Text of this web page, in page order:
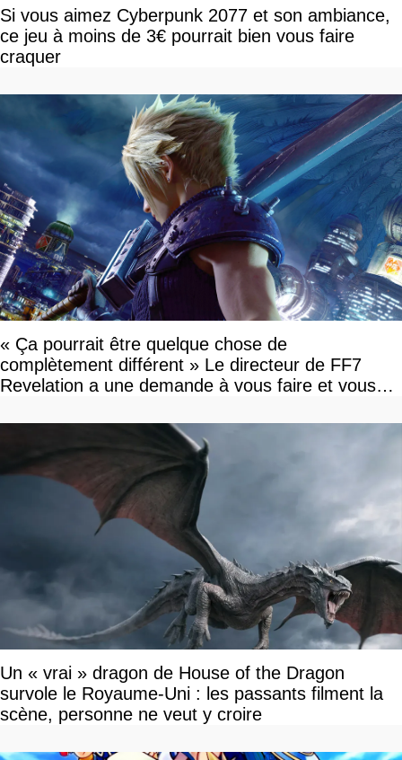
Si vous aimez Cyberpunk 2077 et son ambiance,
ce jeu à moins de 3€ pourrait bien vous faire
craquer
« Ça pourrait être quelque chose de
complètement différent » Le directeur de FF7
Revelation a une demande à vous faire et vous
Un « vrai » dragon de House of the Dragon
survole le Royaume-Uni : les passants filment la
scène, personne ne veut y croire